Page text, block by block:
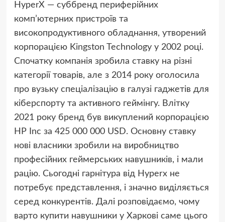
HyperX — суббренд периферійних
комп’ютерних пристроїв та
високопродуктивного обладнання, утворений
корпорацією Kingston Technology у 2002 році.
Спочатку компанія зробила ставку на різні
категорії товарів, але з 2014 року оголосила
про вузьку спеціалізацію в галузі гаджетів для
кіберспорту та активного геймінгу. Влітку
2021 року бренд був викуплений корпорацією
HP Inc за 425 000 000 USD. Основну ставку
нові власники зробили на виробництво
професійних геймерських навушників, і мали
рацію. Сьогодні гарнітура від Hyperx не
потребує представлення, і значно виділяється
серед конкурентів. Далі розповідаємо, чому
варто купити навушники у Харкові саме цього